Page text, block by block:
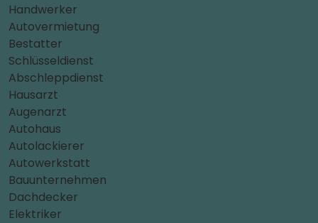
Handwerker
Autovermietung
Bestatter
Schlüsseldienst
Abschleppdienst
Hausarzt
Augenarzt
Autohaus
Autolackierer
Autowerkstatt
Bauunternehmen
Dachdecker
Elektriker